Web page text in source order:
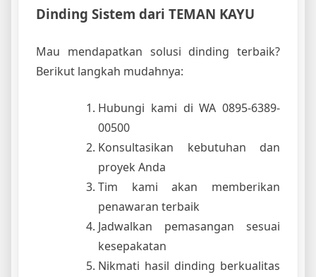
Dinding Sistem dari TEMAN KAYU
Mau mendapatkan solusi dinding terbaik?
Berikut langkah mudahnya:
Hubungi kami di WA 0895-6389-
00500
Konsultasikan kebutuhan dan
proyek Anda
Tim kami akan memberikan
penawaran terbaik
Jadwalkan pemasangan sesuai
kesepakatan
Nikmati hasil dinding berkualitas